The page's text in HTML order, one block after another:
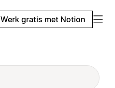
Werk gratis met Notion